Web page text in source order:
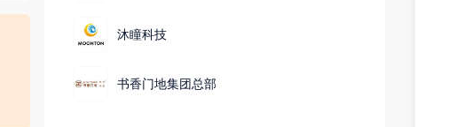
沐瞳科技
书香门地集团总部